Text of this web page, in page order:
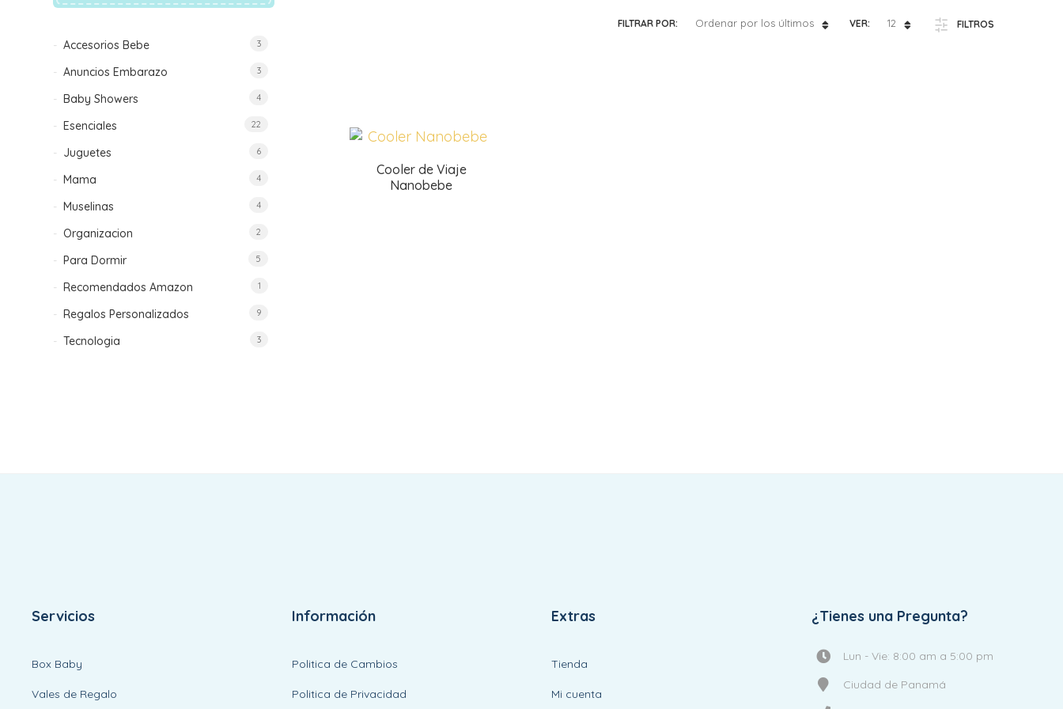
FILTROS
VER: 12
FILTRAR POR: Ordenar por los últimos
Cooler de Viaje
Nanobebe
Accesorios Bebe 3
Anuncios Embarazo 3
Baby Showers 4
Esenciales 22
Juguetes 6
Mama 4
Muselinas 4
Organizacion 2
Para Dormir 5
Recomendados Amazon 1
Regalos Personalizados 9
Tecnologia 3
Servicios
Box Baby
Vales de Regalo
Información
Politica de Cambios
Politica de Privacidad
Extras
Tienda
Mi cuenta
¿Tienes una Pregunta?
Lun - Vie: 8:00 am a 5:00 pm
Ciudad de Panamá